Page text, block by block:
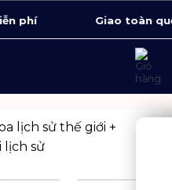
Giao toàn quốc